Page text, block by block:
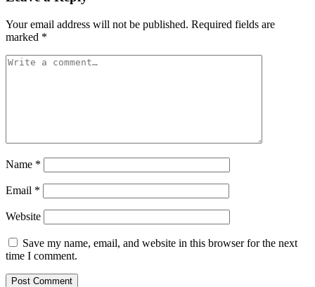
Your email address will not be published. Required fields are
marked *
Name *
Email *
Website
Save my name, email, and website in this browser for the next
time I comment.